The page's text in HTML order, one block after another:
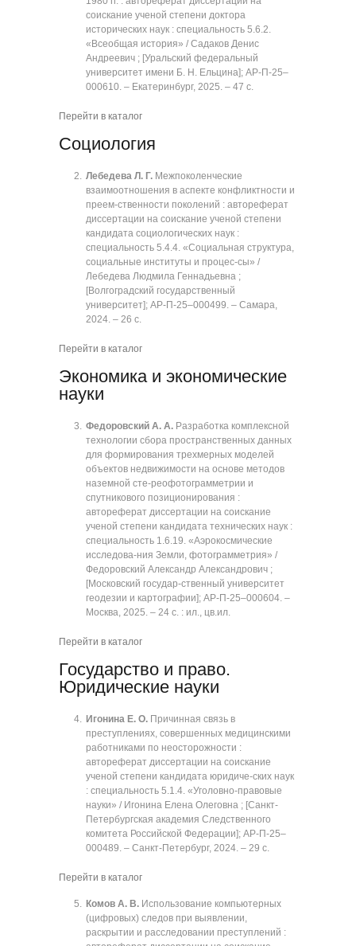
соискание ученой степени доктора
исторических наук : специальность 5.6.2.
«Всеобщая история» / Садаков Денис
Андреевич ; [Уральский федеральный
университет имени Б. Н. Ельцина]; АР-П-25‒
000610. ‒ Екатеринбург, 2025. ‒ 47 с.
Перейти в каталог
Социология
Лебедева Л. Г. Межпоколенческие
взаимоотношения в аспекте конфликтности и
преем-ственности поколений : автореферат
диссертации на соискание ученой степени
кандидата социологических наук :
специальность 5.4.4. «Социальная структура,
социальные институты и процес-сы» /
Лебедева Людмила Геннадьевна ;
[Волгоградский государственный
университет]; АР-П-25‒000499. ‒ Самара,
2024. ‒ 26 с.
Перейти в каталог
Экономика и экономические
науки
Федоровский А. А. Разработка комплексной
технологии сбора пространственных данных
для формирования трехмерных моделей
объектов недвижимости на основе методов
наземной сте-реофотограмметрии и
спутникового позиционирования :
автореферат диссертации на соискание
ученой степени кандидата технических наук :
специальность 1.6.19. «Аэрокосмические
исследова-ния Земли, фотограмметрия» /
Федоровский Александр Александрович ;
[Московский государ-ственный университет
геодезии и картографии]; АР-П-25‒000604. ‒
Москва, 2025. ‒ 24 с. : ил., цв.ил.
Перейти в каталог
Государство и право.
Юридические науки
Игонина Е. О. Причинная связь в
преступлениях, совершенных медицинскими
работниками по неосторожности :
автореферат диссертации на соискание
ученой степени кандидата юридиче-ских наук
: специальность 5.1.4. «Уголовно-правовые
науки» / Игонина Елена Олеговна ; [Санкт-
Петербургская академия Следственного
комитета Российской Федерации]; АР-П-25‒
000489. ‒ Санкт-Петербург, 2024. ‒ 29 с.
Перейти в каталог
Комов А. В. Использование компьютерных
(цифровых) следов при выявлении,
раскрытии и расследовании преступлений :